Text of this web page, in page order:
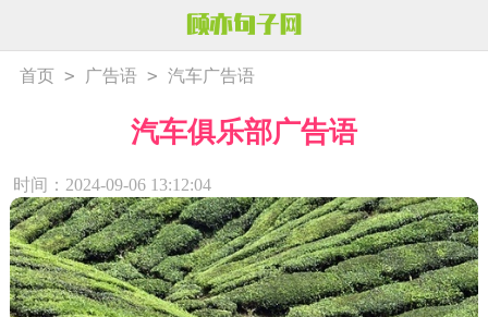
首页 > 广告语 > 汽车广告语
汽车俱乐部广告语
时间：2024-09-06 13:12:04